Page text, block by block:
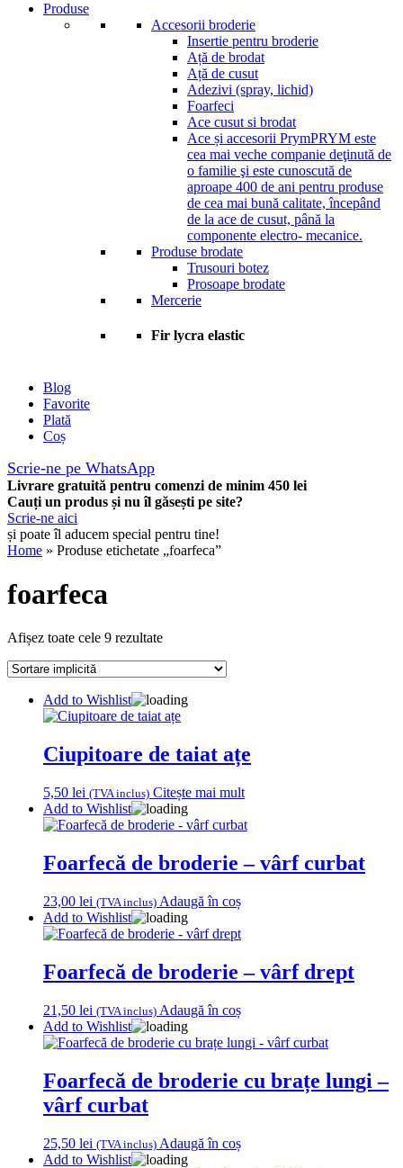
Produse
Accesorii broderie
Insertie pentru broderie
Ață de brodat
Ață de cusut
Adezivi (spray, lichid)
Foarfeci
Ace cusut si brodat
Ace și accesorii PrymPRYM este
cea mai veche companie deţinută de
o familie şi este cunoscută de
aproape 400 de ani pentru produse
de cea mai bună calitate, începând
de la ace de cusut, până la
componente electro- mecanice.
Produse brodate
Trusouri botez
Prosoape brodate
Mercerie
Fir lycra elastic
Blog
Favorite
Plată
Coș
Scrie-ne pe WhatsApp
Livrare gratuită pentru comenzi de minim 450 lei
Cauți un produs și nu îl găsești pe site?
Scrie-ne aici
și poate îl aducem special pentru tine!
Home » Produse etichetate „foarfeca”
foarfeca
Afișez toate cele 9 rezultate
Add to Wishlist
Ciupitoare de taiat ațe
5,50 lei (TVA inclus) Citește mai mult
Add to Wishlist
Foarfecă de broderie – vârf curbat
23,00 lei (TVA inclus) Adaugă în coș
Add to Wishlist
Foarfecă de broderie – vârf drept
21,50 lei (TVA inclus) Adaugă în coș
Add to Wishlist
Foarfecă de broderie cu brațe lungi –
vârf curbat
25,50 lei (TVA inclus) Adaugă în coș
Add to Wishlist